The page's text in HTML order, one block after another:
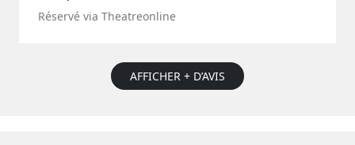
Réservé via Theatreonline
AFFICHER + D’AVIS